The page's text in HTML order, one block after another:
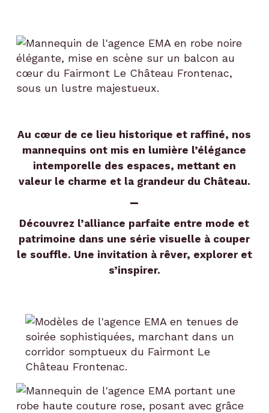
Au cœur de ce lieu historique et raffiné, nos
mannequins ont mis en lumière l’élégance
intemporelle des espaces, mettant en
valeur le charme et la grandeur du Château.
–
Découvrez l’alliance parfaite entre mode et
patrimoine dans une série visuelle à couper
le souffle. Une invitation à rêver, explorer et
s’inspirer.